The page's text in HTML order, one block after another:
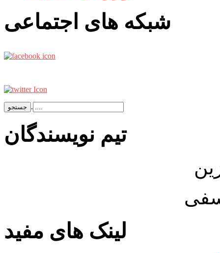
شبکه های اجتماعی
.
تيم نويسندگان
لینک های مفید